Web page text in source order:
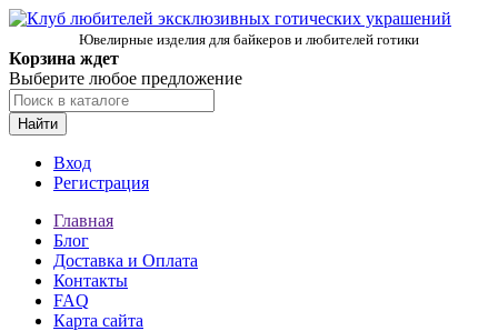
Ювелирные изделия для байкеров и любителей готики
Корзина ждет
Выберите любое предложение
Найти
Вход
Регистрация
Главная
Блог
Доставка и Оплата
Контакты
FAQ
Карта сайта